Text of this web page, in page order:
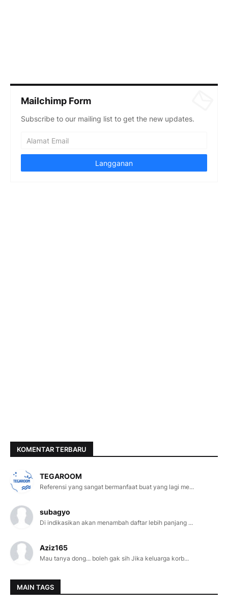
Mailchimp Form
Subscribe to our mailing list to get the new updates.
KOMENTAR TERBARU
TEGAROOM
Referensi yang sangat bermanfaat buat yang lagi me...
subagyo
Di indikasikan akan menambah daftar lebih panjang ...
Aziz165
Mau tanya dong... boleh gak sih Jika keluarga korb...
MAIN TAGS